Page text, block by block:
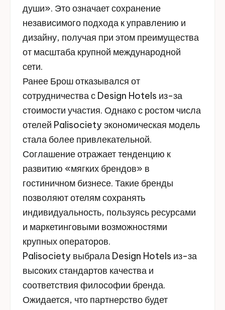
души». Это означает сохранение
независимого подхода к управлению и
дизайну, получая при этом преимущества
от масштаба крупной международной
сети.
Ранее Брош отказывался от
сотрудничества с Design Hotels из-за
стоимости участия. Однако с ростом числа
отелей Palisociety экономическая модель
стала более привлекательной.
Соглашение отражает тенденцию к
развитию «мягких брендов» в
гостиничном бизнесе. Такие бренды
позволяют отелям сохранять
индивидуальность, пользуясь ресурсами
и маркетинговыми возможностями
крупных операторов.
Palisociety выбрала Design Hotels из-за
высоких стандартов качества и
соответствия философии бренда.
Ожидается, что партнерство будет